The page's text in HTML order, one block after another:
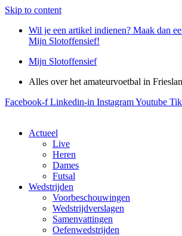
Skip to content
Wil je een artikel indienen? Maak dan
Mijn Slotoffensief!
Mijn Slotoffensief
Alles over het amateurvoetbal in
Facebook-f Linkedin-in InstagramYoutube
Actueel
Live
Heren
Dames
Futsal
Wedstrijden
Voorbeschouwingen
Wedstrijdverslagen
Samenvattingen
Oefenwedstrijden